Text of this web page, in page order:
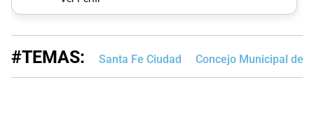
#TEMAS: Santa Fe Ciudad Concejo Municipal de